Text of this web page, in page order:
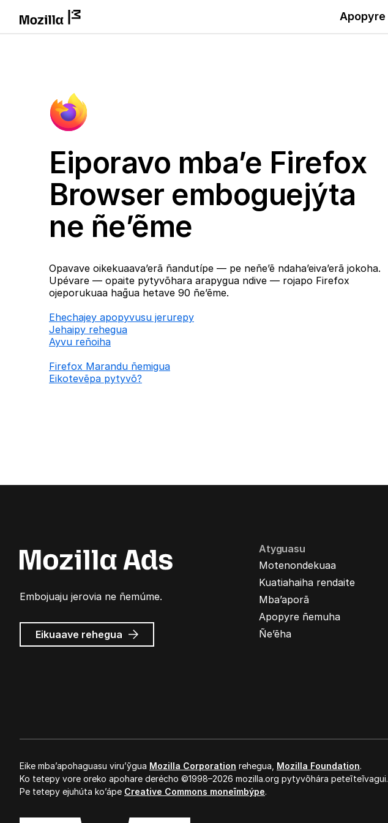
Apopyre
Eiporavo mba’e Firefox
Browser emboguejýta
ne ñe’ẽme
Opavave oikekuaava’erã ñandutípe — pe neñe’ẽ ndaha’eiva’erã jokoha.
Upévare — opaite pytyvõhara arapygua ndive — rojapo Firefox
ojeporukuaa hag̃ua hetave 90 ñe’ẽme.
Ehechajey apopyvusu jerurepy
Jehaipy rehegua
Ayvu reñoiha
Firefox Marandu ñemigua
Eikotevẽpa pytyvõ?
Embojuaju jerovia ne ñemúme.
Eikuaave Mozilla
marandu’i
rehegua
Atyguasu
Motenondekuaa
Kuatiahaiha rendaite
Mba’aporã
Apopyre ñemuha
Ñe’ẽha
Eike mba’apohaguasu viru’ỹgua Mozilla Corporation rehegua, Mozilla Foundation.
Ko tetepy vore oreko apohare derécho ©1998–2026 mozilla.org pytyvõhára peteĩteĩvagui.
Pe tetepy ejuhúta ko’ápe Creative Commons moneĩmbýpe.